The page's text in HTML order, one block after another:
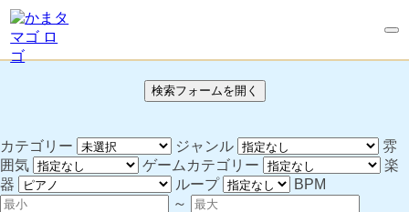
検索フォームを開く
カテゴリー ジャンル
雰
囲気
ゲームカテゴリー
楽
器
ループ
BPM
～